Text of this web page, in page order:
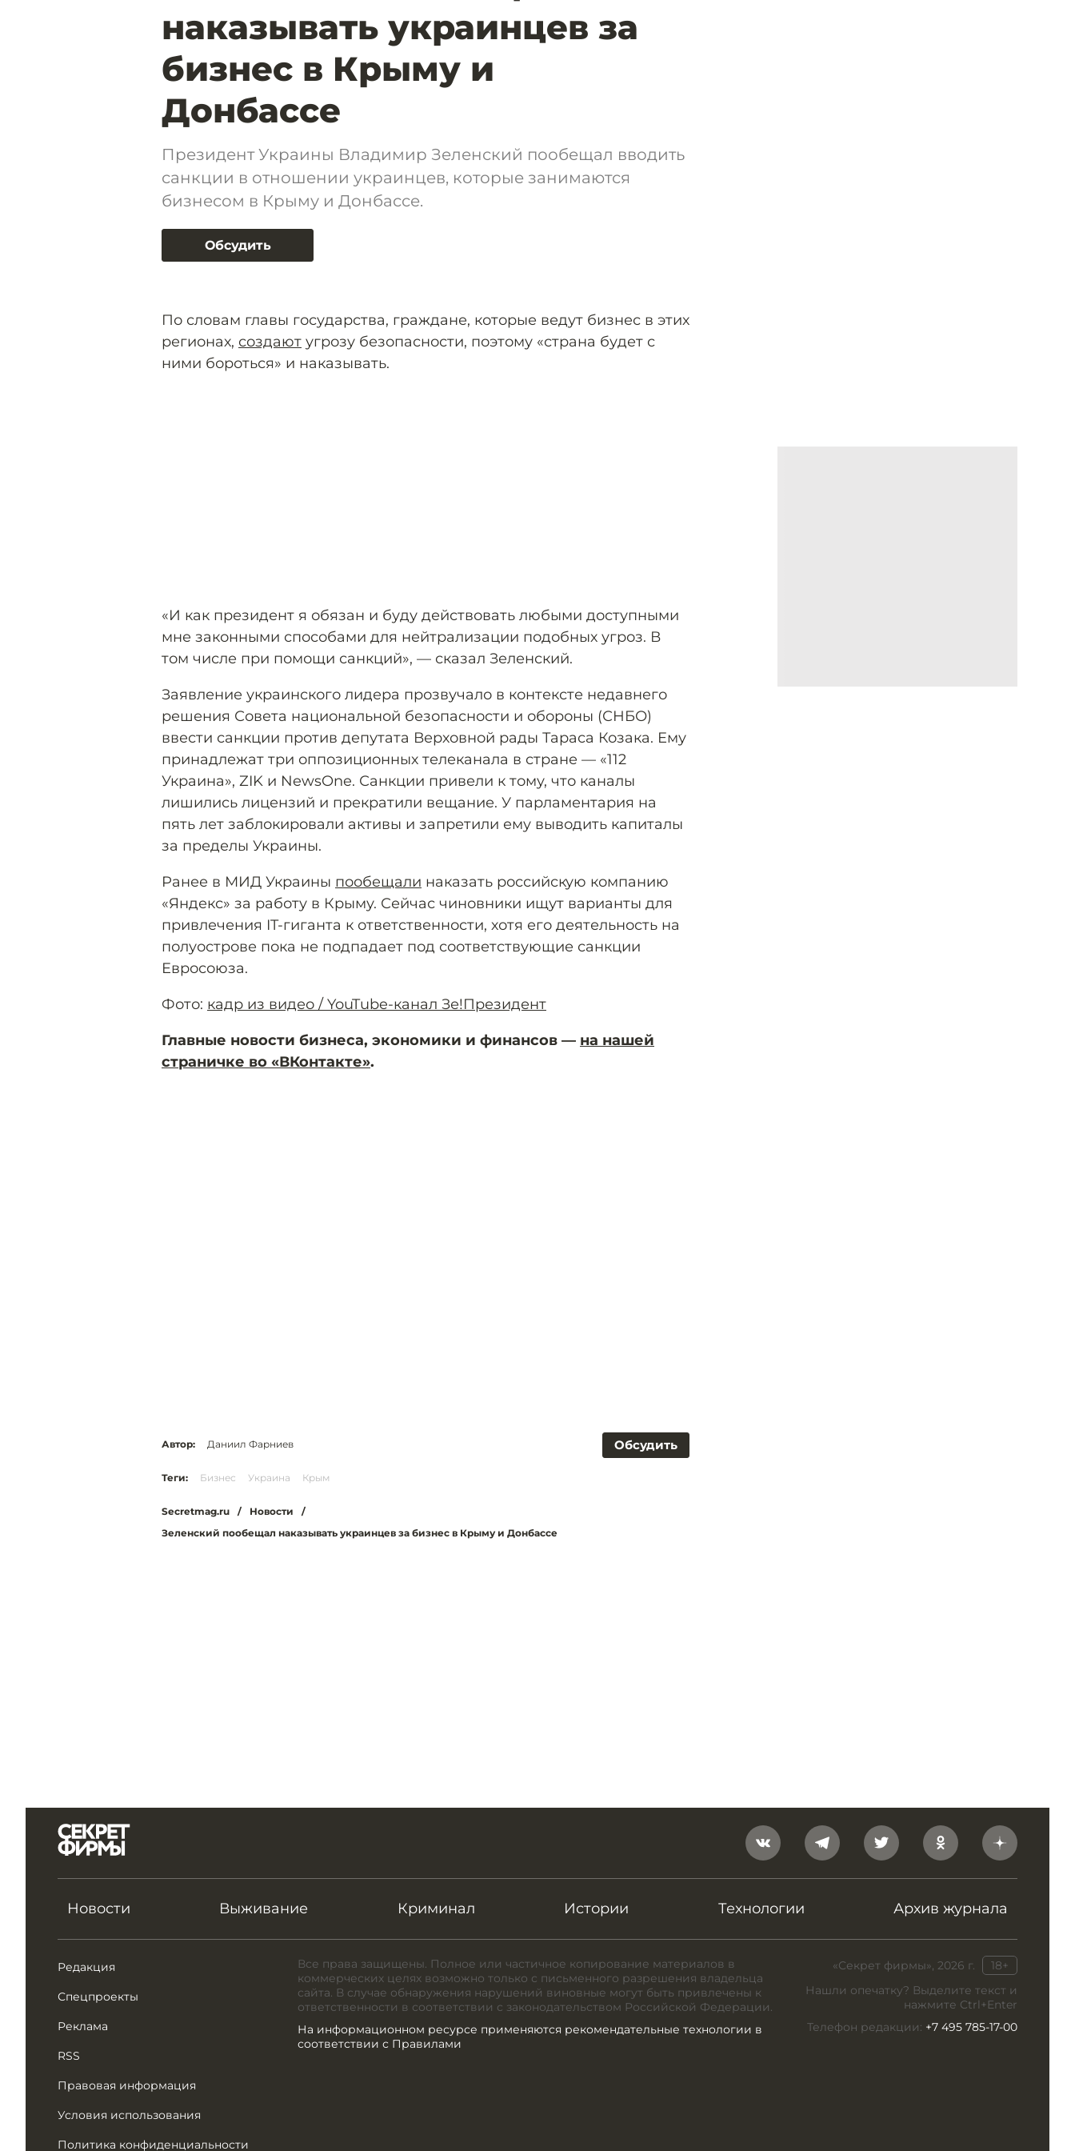
наказывать украинцев за
бизнес в Крыму и
Донбассе
Президент Украины Владимир Зеленский пообещал вводить
санкции в отношении украинцев, которые занимаются
бизнесом в Крыму и Донбассе.
Обсудить
По словам главы государства, граждане, которые ведут бизнес в этих
регионах, создают угрозу безопасности, поэтому «страна будет с
ними бороться» и наказывать.
«И как президент я обязан и буду действовать любыми доступными
мне законными способами для нейтрализации подобных угроз. В
том числе при помощи санкций», — сказал Зеленский.
Заявление украинского лидера прозвучало в контексте недавнего
решения Совета национальной безопасности и обороны (СНБО)
ввести санкции против депутата Верховной рады Тараса Козака. Ему
принадлежат три оппозиционных телеканала в стране — «112
Украина», ZIK и NewsOne. Санкции привели к тому, что каналы
лишились лицензий и прекратили вещание. У парламентария на
пять лет заблокировали активы и запретили ему выводить капиталы
за пределы Украины.
Ранее в МИД Украины пообещали наказать российскую компанию
«Яндекс» за работу в Крыму. Сейчас чиновники ищут варианты для
привлечения IT-гиганта к ответственности, хотя его деятельность на
полуострове пока не подпадает под соответствующие санкции
Евросоюза.
Фото: кадр из видео / YouTube-канал Зе!Президент
Главные новости бизнеса, экономики и финансов — на нашей
страничке во «ВКонтакте».
Обсудить
Автор: Даниил Фарниев
Теги: Бизнес Украина Крым
Secretmag.ru / Новости
/
Зеленский пообещал наказывать украинцев за бизнес в Крыму и Донбассе
Новости Выживание Криминал Истории Технологии Архив журнала
Редакция
Спецпроекты
Реклама
RSS
Правовая информация
Условия использования
Политика конфиденциальности
«Секрет фирмы», 2026 г.
18+
Нашли опечатку? Выделите текст и
нажмите Ctrl+Enter
Телефон редакции: +7 495 785-17-00
Все права защищены. Полное или частичное копирование материалов в
коммерческих целях возможно только с письменного разрешения владельца
сайта. В случае обнаружения нарушений виновные могут быть привлечены к
ответственности в соответствии с законодательством Российской Федерации.
На информационном ресурсе применяются рекомендательные технологии в
соответствии с Правилами